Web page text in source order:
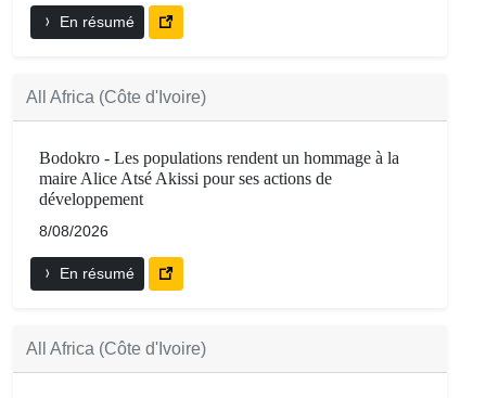
En résumé
All Africa (Côte d'Ivoire)
Bodokro - Les populations rendent un hommage à la
maire Alice Atsé Akissi pour ses actions de
développement
8/08/2026
En résumé
All Africa (Côte d'Ivoire)